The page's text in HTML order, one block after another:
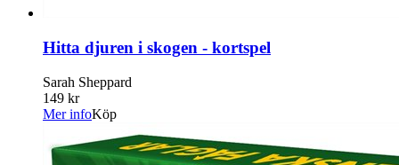
Hitta djuren i skogen - kortspel
Sarah Sheppard
149 kr
Mer infoKöp